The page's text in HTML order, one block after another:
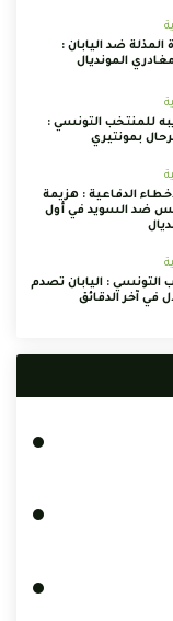
ضد اليابان :
المونديال
للمنتخب التونسي :
بمونتيري
الدفاعية : هزيمة
ضد السويد في أول
التونسي : اليابان تصدم
في آخر الدقائق